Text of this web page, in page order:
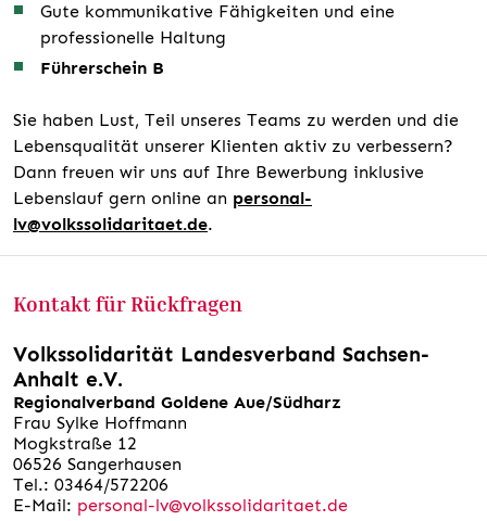
Gute kommunikative Fähigkeiten und eine
professionelle Haltung
Führerschein B
Sie haben Lust, Teil unseres Teams zu werden und die
Lebensqualität unserer Klienten aktiv zu verbessern?
Dann freuen wir uns auf Ihre Bewerbung inklusive
Lebenslauf gern online an personal-
lv@volkssolidaritaet.de.
Kontakt für Rückfragen
Volkssolidarität Landesverband Sachsen-
Anhalt e.V.
Regionalverband Goldene Aue/Südharz
Frau Sylke Hoffmann
Mogkstraße 12
06526 Sangerhausen
Tel.: 03464/572206
E-Mail: personal-lv@volkssolidaritaet.de